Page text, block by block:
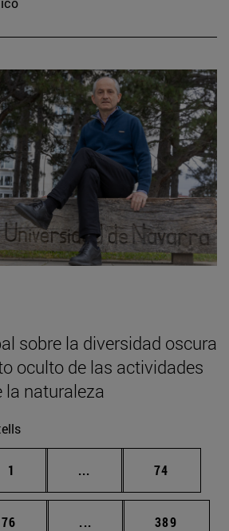
sobre la diversidad oscura
oculto de las actividades
la naturaleza
Página
1 ... Páginas intermedias
Página
74
Página
76 ... Páginas intermedias
Página
389